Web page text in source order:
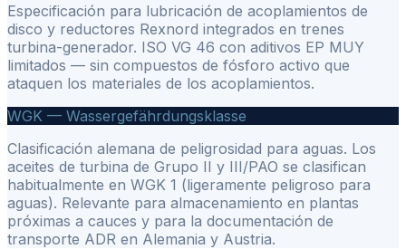
Especificación para lubricación de acoplamientos de
disco y reductores Rexnord integrados en trenes
turbina-generador. ISO VG 46 con aditivos EP MUY
limitados — sin compuestos de fósforo activo que
ataquen los materiales de los acoplamientos.
WGK — Wassergefährdungsklasse
Clasificación alemana de peligrosidad para aguas. Los
aceites de turbina de Grupo II y III/PAO se clasifican
habitualmente en WGK 1 (ligeramente peligroso para
aguas). Relevante para almacenamiento en plantas
próximas a cauces y para la documentación de
transporte ADR en Alemania y Austria.